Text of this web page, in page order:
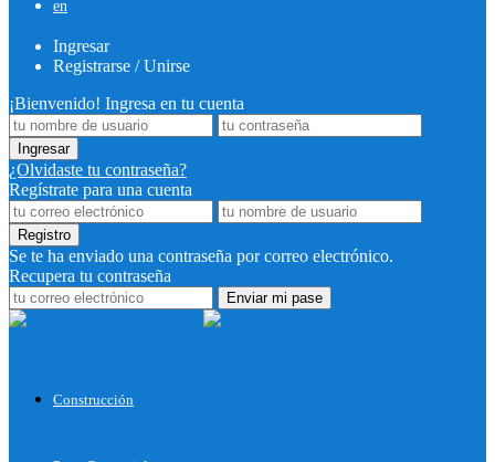
en
Ingresar
Registrarse / Unirse
¡Bienvenido! Ingresa en tu cuenta
¿Olvidaste tu contraseña?
Regístrate para una cuenta
Se te ha enviado una contraseña por correo electrónico.
Recupera tu contraseña
Construcción